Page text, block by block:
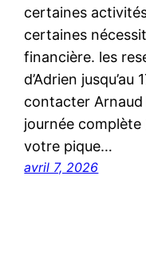
certaines
certaines
financière. les
d’Adrien
contacter
journée complète
votre pique…
avril 7, 2026